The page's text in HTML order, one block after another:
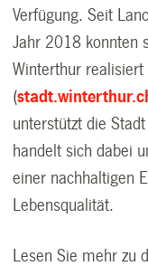
Verfügung. Seit
Jahr 2018 konnten
Winterthur realisiert
(
unterstützt die
handelt sich dabei
einer nachhaltigen
Lebensqualität.
Lesen Sie mehr zu